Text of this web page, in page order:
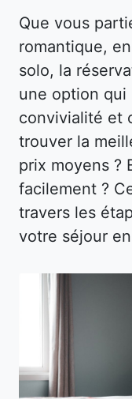
Que vous
romantique,
solo, la
une option qui
convivialité et
trouver la
prix moyens ?
facilement ?
travers les
votre séjour